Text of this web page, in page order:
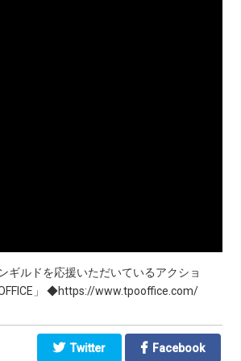
ルドを応援いただいているアクショ
」 ◆https://www.tpooffice.com/
Twitter Facebook